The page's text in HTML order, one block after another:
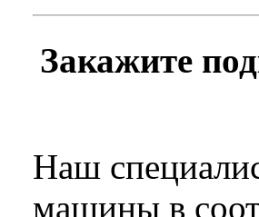
Закажите
Наш
машины в